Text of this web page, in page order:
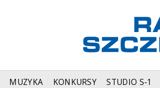
MUZYKA KONKURSY STUDIO S-1